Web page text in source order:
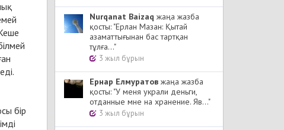
бір
Nurqanat Baizaq жаңа жазба
қосты: "Ерлан Мазан: Қытай
азаматтығынан бас тартқан
тұлға..."
3 жыл бұрын
Ернар Елмуратов жаңа жазба
қосты: "У меня украли деньги,
отданные мне на хранение. Яв..."
3 жыл бұрын